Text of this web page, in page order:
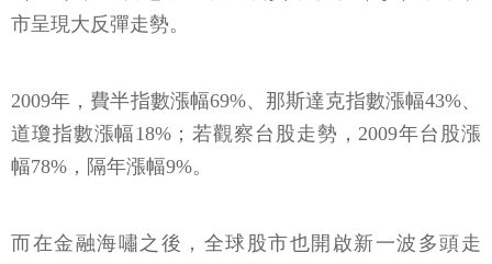
市呈現大反彈走勢。
2009年，費半指數漲幅69%、那斯達克指數漲幅43%、
道瓊指數漲幅18%；若觀察台股走勢，2009年台股漲
幅78%，隔年漲幅9%。
而在金融海嘯之後，全球股市也開啟新一波多頭走